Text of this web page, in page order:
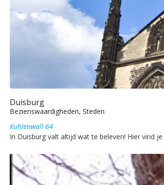
Duisburg
Bezienswaardigheden, Steden
Kuhlenwall 64
In Duisburg valt altijd wat te beleven! Hier vind